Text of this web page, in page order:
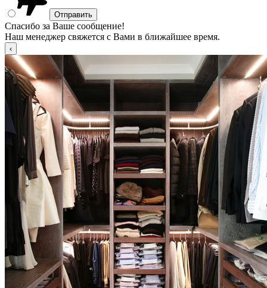
Спасибо за Ваше сообщение!
Наш менеджер свяжется с Вами в ближайшее время.